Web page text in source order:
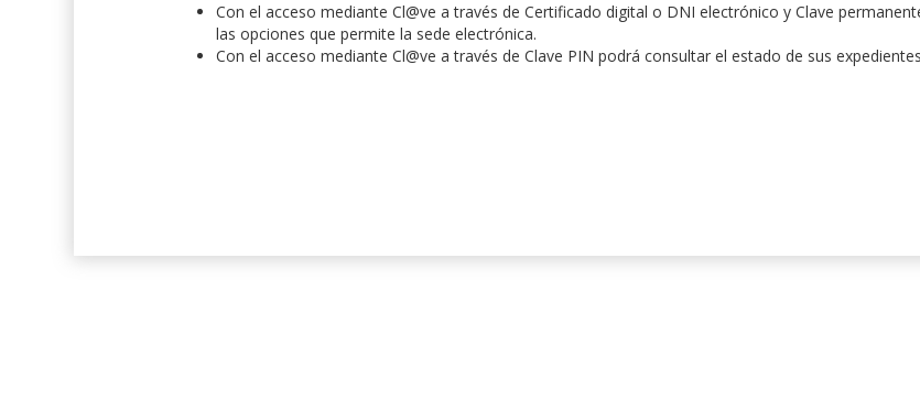
Con el acceso mediante Cl@ve a través de Certificado digital o DNI electrónico y Clave
las opciones que permite la sede electrónica.
Con el acceso mediante Cl@ve a través de Clave PIN podrá consultar el estado de sus